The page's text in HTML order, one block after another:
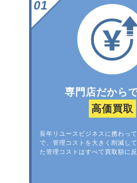
専門店だから
高価買取
長年リユースビジネスに携わっ
で、管理コストを大きく削減し
た管理コストはすべて買取額に